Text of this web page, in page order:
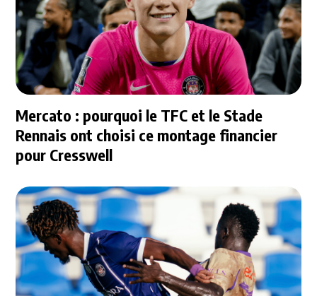
Mercato : pourquoi le TFC et le Stade
Rennais ont choisi ce montage financier
pour Cresswell